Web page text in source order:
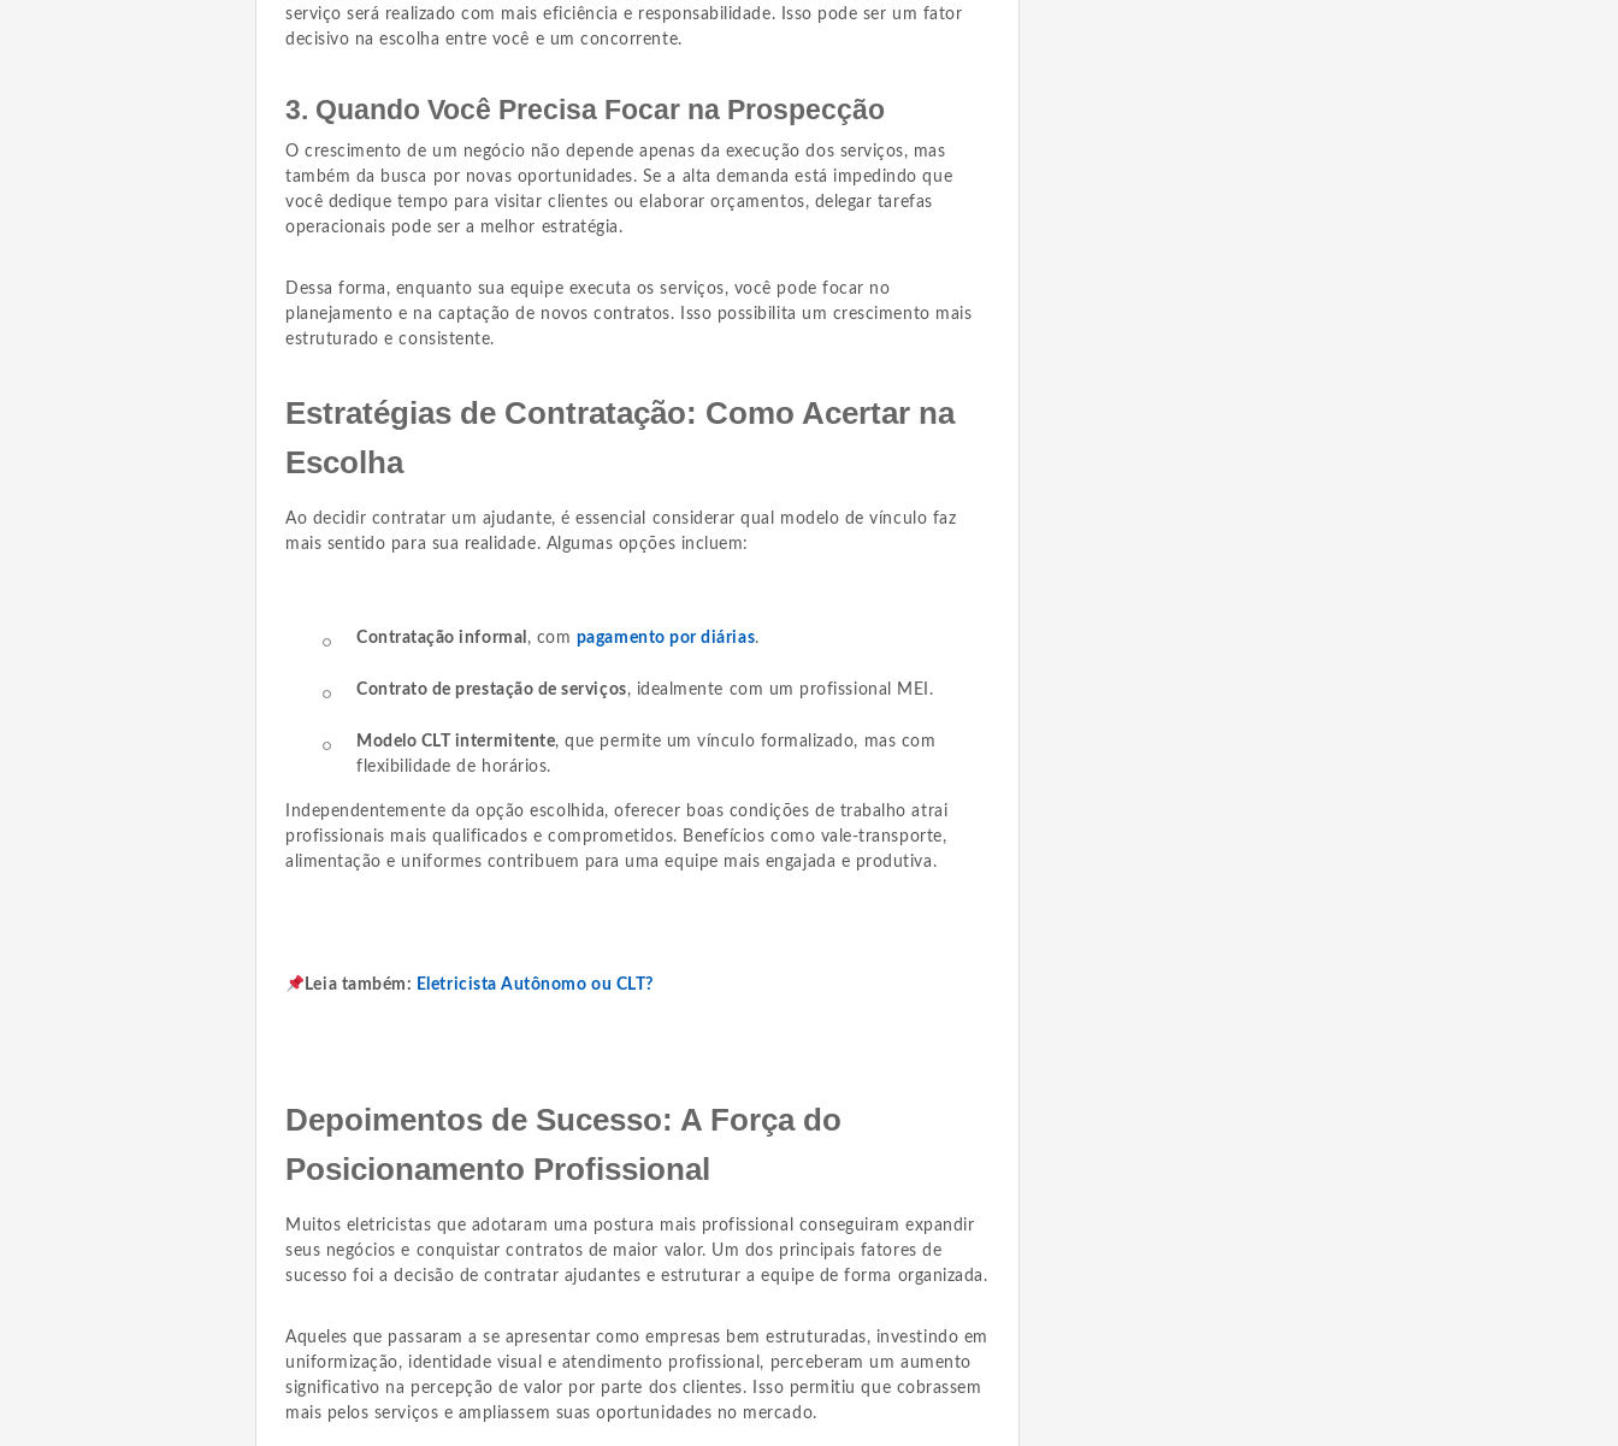
serviço será realizado com mais eficiência e responsabilidade. Isso pode ser um fator
decisivo na escolha entre você e um concorrente.
3. Quando Você Precisa Focar na Prospecção
O crescimento de um negócio não depende apenas da execução dos serviços, mas
também da busca por novas oportunidades. Se a alta demanda está impedindo que
você dedique tempo para visitar clientes ou elaborar orçamentos, delegar tarefas
operacionais pode ser a melhor estratégia.
Dessa forma, enquanto sua equipe executa os serviços, você pode focar no
planejamento e na captação de novos contratos. Isso possibilita um crescimento mais
estruturado e consistente.
Estratégias de Contratação: Como Acertar na
Escolha
Ao decidir contratar um ajudante, é essencial considerar qual modelo de vínculo faz
mais sentido para sua realidade. Algumas opções incluem:
Contratação informal , com pagamento por diárias.
Contrato de prestação de serviços, idealmente com um profissional MEI.
Modelo CLT intermitente, que permite um vínculo formalizado, mas com
flexibilidade de horários.
Independentemente da opção escolhida, oferecer boas condições de trabalho atrai
profissionais mais qualificados e comprometidos. Benefícios como vale-transporte,
alimentação e uniformes contribuem para uma equipe mais engajada e produtiva.
Leia também: Eletricista Autônomo ou CLT?
Depoimentos de Sucesso: A Força do
Posicionamento Profissional
Muitos eletricistas que adotaram uma postura mais profissional conseguiram expandir
seus negócios e conquistar contratos de maior valor. Um dos principais fatores de
sucesso foi a decisão de contratar ajudantes e estruturar a equipe de forma organizada.
Aqueles que passaram a se apresentar como empresas bem estruturadas, investindo em
uniformização, identidade visual e atendimento profissional, perceberam um aumento
significativo na percepção de valor por parte dos clientes. Isso permitiu que cobrassem
mais pelos serviços e ampliassem suas oportunidades no mercado.